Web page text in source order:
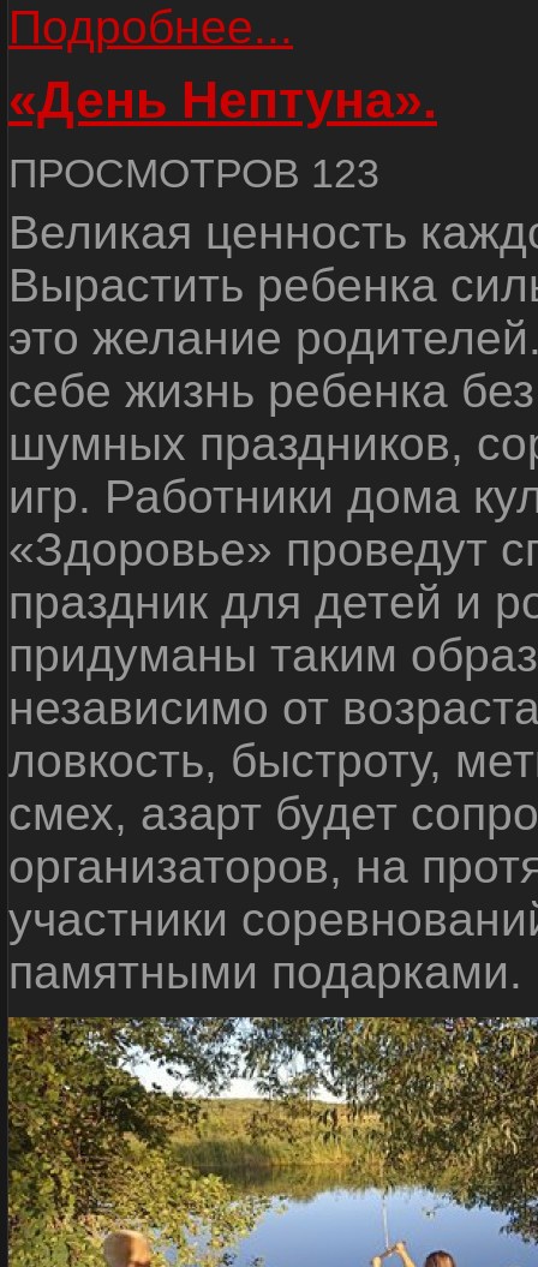
Подробнее...
«День Нептуна».
ПРОСМОТРОВ 123
Великая ценность
Вырастить ребенка
это желание
себе жизнь ребенка
шумных праздников,
игр. Работники дома
«Здоровье» проведут
праздник для детей и
придуманы таким
независимо от
ловкость, быстроту,
смех, азарт будет
организаторов, на
участники
памятными подарками.